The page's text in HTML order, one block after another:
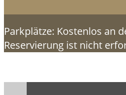
Parkplätze: Kostenlos an
Reservierung ist nicht